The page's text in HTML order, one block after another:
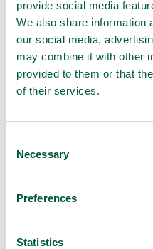
provide social media
We also share information
our social media,
may combine it with other
provided to them or that
of their services.
Selection
Necessary
Preferences
Statistics
Bolest v krku
infekce. Naštěstí
zaútočíme přímo
zmírníme příznaky.